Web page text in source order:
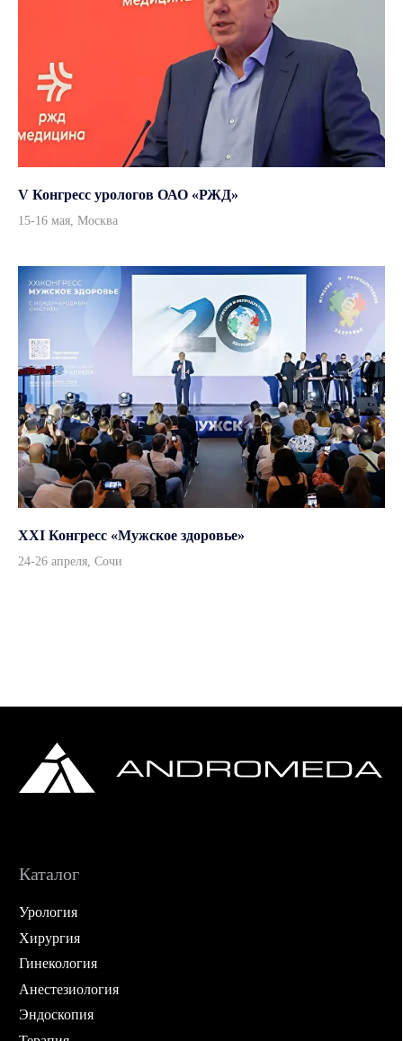
V Конгресс урологов ОАО «РЖД»
15-16 мая, Москва
XXI Конгресс «Мужское здоровье»
24-26 апреля, Сочи
г. Москва, улица Врубеля,
По всем вопросам
info@andromeda-ms.ru
На связи 9:00-18:00
+7 (499) 506 74 00
предоставленная на нём, носит исключительно информационный
характер и ни при каких условиях не является публичной офертой
Согласие на обработку персональных данных
Дизайн и вёрстка — ksfaster
Политика конфиденциальности
© 2026, ООО «Андромеда Медикал»